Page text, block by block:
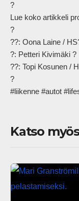
?
Lue koko artikkeli
?
??: Oona Laine /
?: Petteri Kivimäki ?
??: Topi Kosunen /
?
#liikenne #autot
Katso